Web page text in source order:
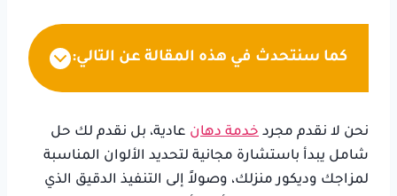
كما سنتحدث في هذه المقالة عن التالي:
نحن لا نقدم مجرد خدمة دهان عادية، بل نقدم لك حل
شامل يبدأ باستشارة مجانية لتحديد الألوان المناسبة
لمزاجك وديكور منزلك، وصولاً إلى التنفيذ الدقيق الذي